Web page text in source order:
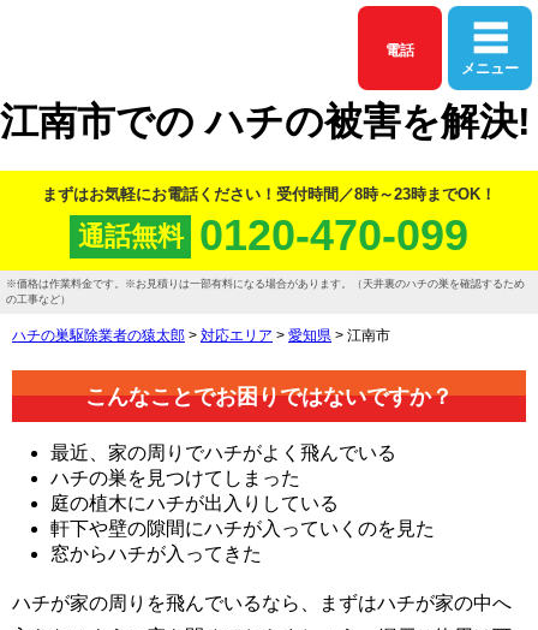
電話
メニュー
江南市での ハチの被害を解決!
まずはお気軽にお電話ください！ 受付時間／8時～23時までOK！
通話無料 0120-470-099
価格は作業料金です。
お見積りは一部有料になる場合があります。（天井裏のハチの巣を確認するため
の工事など）
ハチの巣駆除業者の猿太郎 > 対応エリア > 愛知県 > 江南市
こんなことでお困りではないですか？
最近、家の周りでハチがよく飛んでいる
ハチの巣を見つけてしまった
庭の植木にハチが出入りしている
軒下や壁の隙間にハチが入っていくのを見た
窓からハチが入ってきた
ハチが家の周りを飛んでいるなら、まずはハチが家の中へ